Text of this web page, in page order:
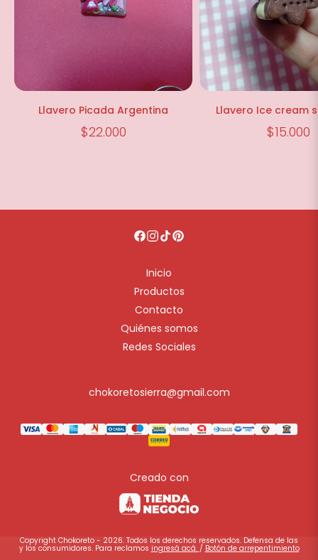
Llavero Picada Argentina
$22.000
Llavero Ice cream
$15.000
Inicio
Productos
Contacto
Quiénes somos
Redes Sociales
chokoretosierra@gmail.com
Creado con
Copyright Chokoreto - 2026. Todos los derechos reservados. Defensa de las
y los consumidores. Para reclamos ingresá acá. / Botón de arrepentimiento